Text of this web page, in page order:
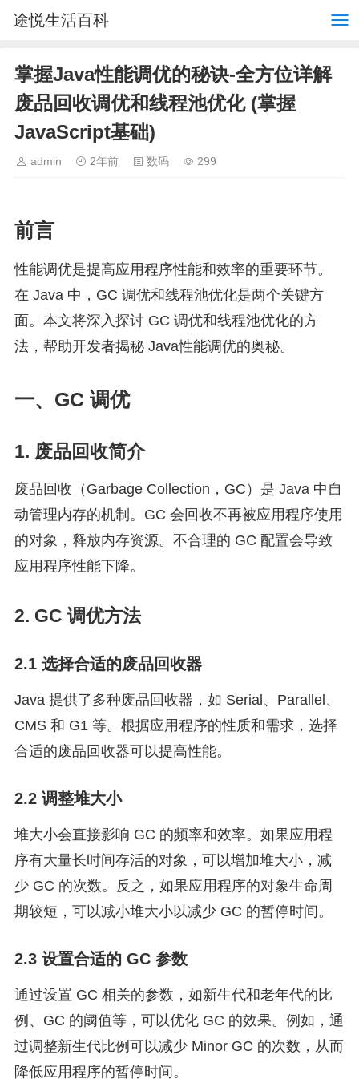
途悦生活百科
掌握Java性能调优的秘诀-全方位详解
废品回收调优和线程池优化 (掌握
JavaScript基础)
admin 2年前 数码 299
前言
性能调优是提高应用程序性能和效率的重要环节。
在 Java 中，GC 调优和线程池优化是两个关键方
面。本文将深入探讨 GC 调优和线程池优化的方
法，帮助开发者揭秘 Java性能调优的奥秘。
一、GC 调优
1. 废品回收简介
废品回收（Garbage Collection，GC）是 Java 中自
动管理内存的机制。GC 会回收不再被应用程序使用
的对象，释放内存资源。不合理的 GC 配置会导致
应用程序性能下降。
2. GC 调优方法
2.1 选择合适的废品回收器
Java 提供了多种废品回收器，如 Serial、Parallel、
CMS 和 G1 等。根据应用程序的性质和需求，选择
合适的废品回收器可以提高性能。
2.2 调整堆大小
堆大小会直接影响 GC 的频率和效率。如果应用程
序有大量长时间存活的对象，可以增加堆大小，减
少 GC 的次数。反之，如果应用程序的对象生命周
期较短，可以减小堆大小以减少 GC 的暂停时间。
2.3 设置合适的 GC 参数
通过设置 GC 相关的参数，如新生代和老年代的比
例、GC 的阈值等，可以优化 GC 的效果。例如，通
过调整新生代比例可以减少 Minor GC 的次数，从而
降低应用程序的暂停时间。